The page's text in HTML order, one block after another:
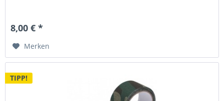
8,00 € *
Merken
TIPP!